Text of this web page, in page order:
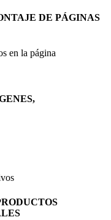
DE PÁGINAS
en la página